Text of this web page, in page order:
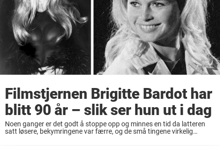
Filmstjernen Brigitte Bardot har
blitt 90 år – slik ser hun ut i dag
Noen ganger er det godt å stoppe opp og minnes en tid da latteren
satt løsere, bekymringene var færre, og de små tingene virkelig